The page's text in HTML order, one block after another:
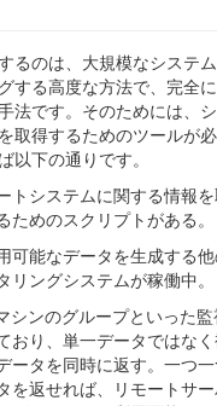
るのは、大規模なシステ
する高度な方法で、完全
法です。そのためには、
取得するためのツールが
以下の通りです。
トシステムに関する情報を
ためのスクリプトがある。
可能なデータを生成する
リングシステムが稼働中。
シンのグループといった監
おり、単一データではな
ータを同時に返す。一つ
を返せれば、リモートサ